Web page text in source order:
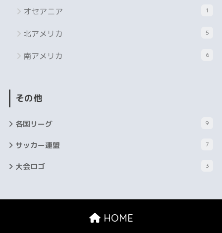
オセアニア 1
北アメリカ 5
南アメリカ 6
その他
各国リーグ 9
サッカー連盟 7
大会ロゴ 3
HOME